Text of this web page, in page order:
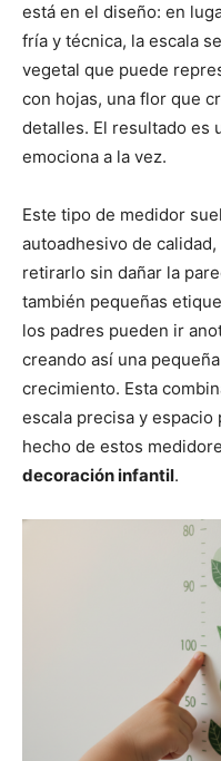
está en el diseño: en
fría y técnica, la escala
vegetal que puede
con hojas, una flor que
detalles. El resultado es
emociona a la vez.
Este tipo de medidor
autoadhesivo de
retirarlo sin dañar la
también pequeñas
los padres pueden ir
creando así una
crecimiento. Esta
escala precisa y
hecho de estos
decoración infantil.